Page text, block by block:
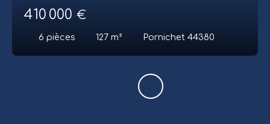
410 000 €
6 pièces 127 m² Pornichet 44380